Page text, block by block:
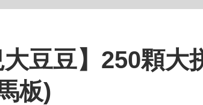
大豆豆】250顆大
板)